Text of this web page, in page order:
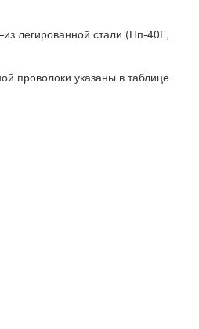
легированной стали (Нп-40Г,
проволоки указаны в таблице